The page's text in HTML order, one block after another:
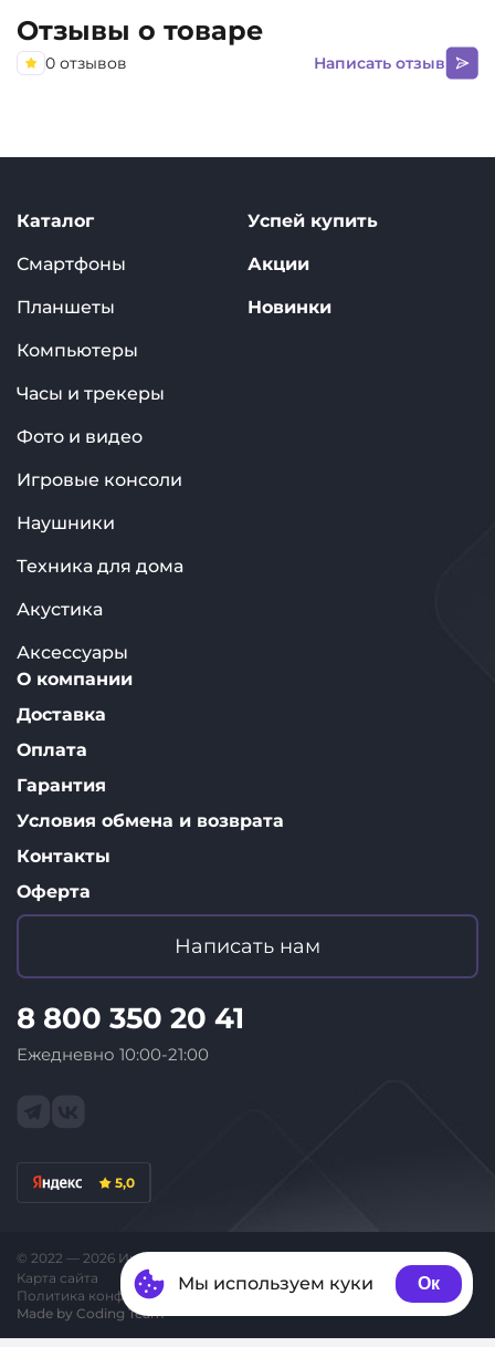
Мы используем куки Ок
Отзывы о товаре
0 отзывов Написать отзыв
Написать нам
8 800 350 20 41
Ежедневно 10:00-21:00
5,0
Каталог
Смартфоны
Планшеты
Компьютеры
Часы и трекеры
Фото и видео
Игровые консоли
Наушники
Техника для дома
Акустика
Аксессуары
Успей купить
Акции
Новинки
О компании
Доставка
Оплата
Гарантия
Условия обмена и возврата
Контакты
Оферта
© 2022 — 2026 Интернет-магазин «ID Store»
Карта сайта
Политика конфиденциальности
Made by Coding Team